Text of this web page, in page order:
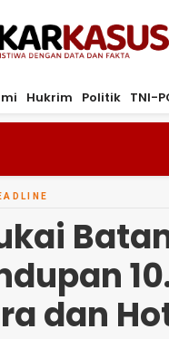
Dengan Data dan Fakta
Hukrim Politik TNI-
dan